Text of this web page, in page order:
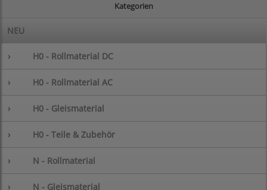
Kategorien
NEU
› H0 - Rollmaterial DC
› H0 - Rollmaterial AC
› H0 - Gleismaterial
› H0 - Teile & Zubehör
› N - Rollmaterial
› N - Gleismaterial